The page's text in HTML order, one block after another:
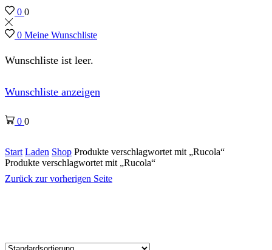
0 0
0 Meine Wunschliste
Wunschliste ist leer.
Wunschliste anzeigen
0 0
Start Laden Shop Produkte verschlagwortet mit „Rucola“
Produkte verschlagwortet mit „Rucola“
Zurück zur vorherigen Seite